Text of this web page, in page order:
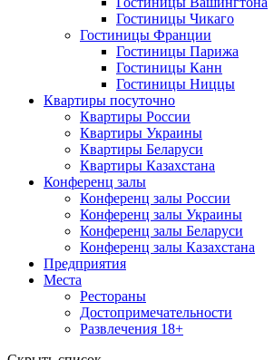
Гостиницы Чикаго
Гостиницы Франции
Гостиницы Парижа
Гостиницы Канн
Гостиницы Ниццы
Квартиры посуточно
Квартиры России
Квартиры Украины
Квартиры Беларуси
Квартиры Казахстана
Конференц залы
Конференц залы России
Конференц залы Украины
Конференц залы Беларуси
Конференц залы Казахстана
Предприятия
Места
Рестораны
Достопримечательности
Развлечения 18+